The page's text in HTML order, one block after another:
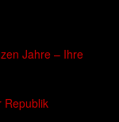
Jahre – Ihre
Republik